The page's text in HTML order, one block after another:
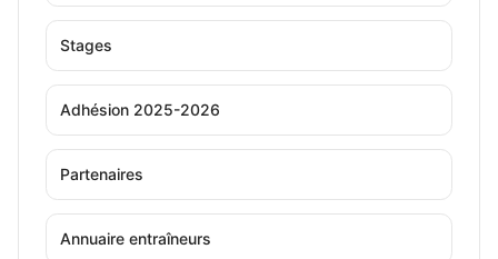
Stages
Adhésion 2025-2026
Partenaires
Annuaire entraîneurs